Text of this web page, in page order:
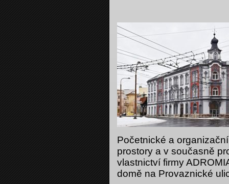
Početnické a
prostory a v současně
vlastnictví firmy
domě na Provaznické